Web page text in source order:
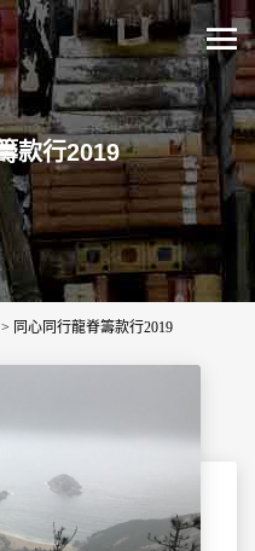
款行2019
> 同心同行龍脊籌款行2019